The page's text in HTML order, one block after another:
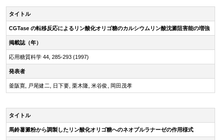
タイトル
CGTase の転移反応によるリン酸化オリゴ糖のカルシウムリン酸沈澱阻害能の増強
掲載誌（年）
応用糖質科学 44, 285-293 (1997)
発表者
釜阪寛, 戸尾健二, 日下要, 栗木隆, 米谷俊, 岡田茂孝
タイトル
馬鈴薯澱粉から調製したリン酸化オリゴ糖へのネオプルラナーゼの作用様式